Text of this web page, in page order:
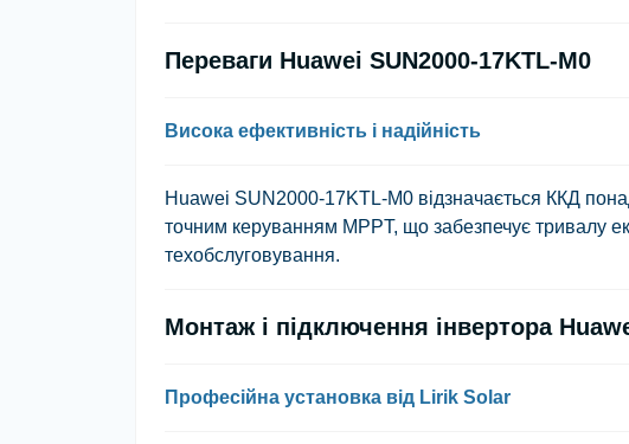
Переваги Huawei SUN2000-17KTL-M0
Висока ефективність і надійність
Huawei SUN2000-17KTL-M0 відзначається ККД
точним керуванням MPPT, що забезпечує тривалу
техобслуговування.
Монтаж і підключення інвертора
Професійна установка від Lirik Solar